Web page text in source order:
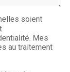
soient
Mes
au traitement